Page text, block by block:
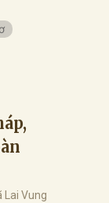
Lai Vung